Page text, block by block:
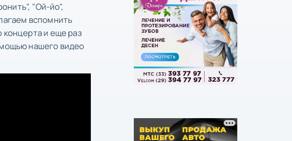
"Ой-йо",
вспомнить
концерта и еще раз
нашего видео